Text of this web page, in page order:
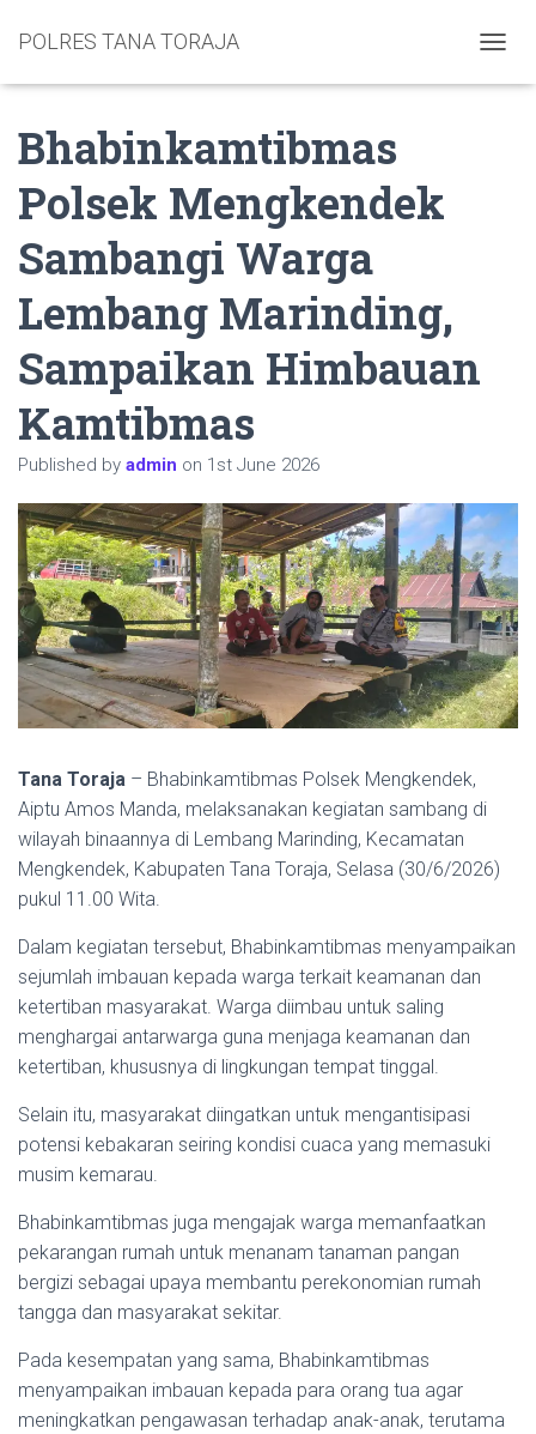
POLRES TANA TORAJA
Bhabinkamtibmas
Polsek Mengkendek
Sambangi Warga
Lembang Marinding,
Sampaikan Himbauan
Kamtibmas
Published by admin on 1st June 2026
Tana Toraja – Bhabinkamtibmas Polsek Mengkendek,
Aiptu Amos Manda, melaksanakan kegiatan sambang di
wilayah binaannya di Lembang Marinding, Kecamatan
Mengkendek, Kabupaten Tana Toraja, Selasa (30/6/2026)
pukul 11.00 Wita.
Dalam kegiatan tersebut, Bhabinkamtibmas menyampaikan
sejumlah imbauan kepada warga terkait keamanan dan
ketertiban masyarakat. Warga diimbau untuk saling
menghargai antarwarga guna menjaga keamanan dan
ketertiban, khususnya di lingkungan tempat tinggal.
Selain itu, masyarakat diingatkan untuk mengantisipasi
potensi kebakaran seiring kondisi cuaca yang memasuki
musim kemarau.
Bhabinkamtibmas juga mengajak warga memanfaatkan
pekarangan rumah untuk menanam tanaman pangan
bergizi sebagai upaya membantu perekonomian rumah
tangga dan masyarakat sekitar.
Pada kesempatan yang sama, Bhabinkamtibmas
menyampaikan imbauan kepada para orang tua agar
meningkatkan pengawasan terhadap anak-anak, terutama